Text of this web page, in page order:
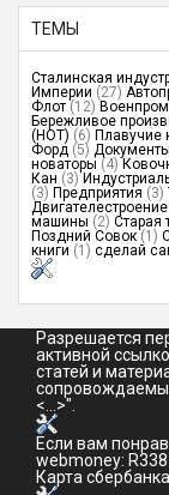
ТЕМЫ
Сталинская
Империи (27)
Флот (12) Военпром
Бережливое
(НОТ) (6) Плавучие
Форд (5)
новаторы (4)
Кан (3)
(3) Предприятия (3)
Двигателестроение
машины (2) Старая
Поздний Совок (1)
книги (1) сделай
Разрешается
активной
статей и
<...>".
Если вам
webmoney:
Карта